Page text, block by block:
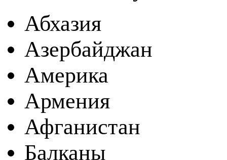
Абхазия
Азербайджан
Америка
Армения
Афганистан
Балканы